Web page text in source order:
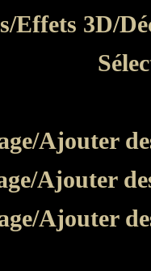
Effets 3D/
Ajouter
Ajouter
Ajouter